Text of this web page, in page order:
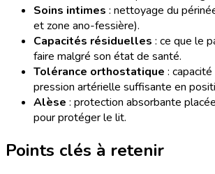
Soins intimes : nettoyage du
et zone ano-fessière).
Capacités résiduelles : ce que le
faire malgré son état de santé.
Tolérance orthostatique :
pression artérielle suffisante en
Alèse : protection absorbante
pour protéger le lit.
Points clés à retenir